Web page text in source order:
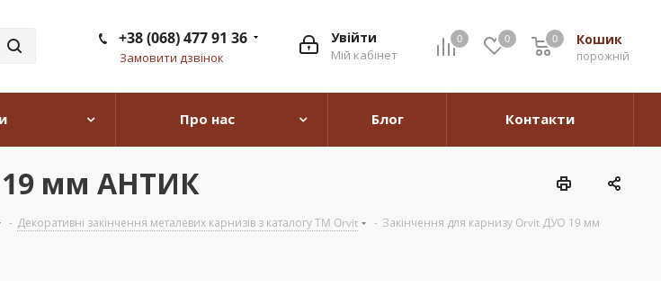
0 0 Кошик
0
порожній
0
Увійти
Мій кабінет
+38 (068) 477 91 36
Замовити дзвінок
Про нас Блог Контакти
19 мм АНТИК
- Декоративні закінчення металевих карнизів з каталогу TM Orvit - Закінчення для карнизу Orvit ДУО 19 мм